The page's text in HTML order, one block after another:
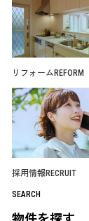
リフォーム REFORM
採用情報 RECRUIT
SEARCH